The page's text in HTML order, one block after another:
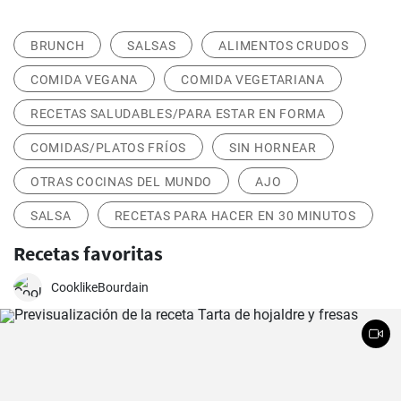
BRUNCH SALSAS ALIMENTOS CRUDOS
COMIDA VEGANA COMIDA VEGETARIANA
RECETAS SALUDABLES/PARA ESTAR EN FORMA
COMIDAS/PLATOS FRÍOS SIN HORNEAR
OTRAS COCINAS DEL MUNDO AJO
SALSA RECETAS PARA HACER EN 30 MINUTOS
Recetas favoritas
CooklikeBourdain